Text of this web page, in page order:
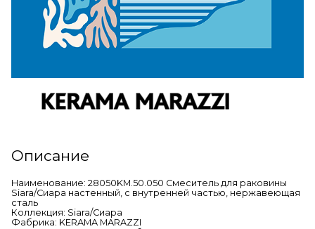
Описание
Наименование: 28050KM.50.050 Смеситель для раковины
Siara/Сиара настенный, с внутренней частью, нержавеющая
сталь
Коллекция: Siara/Сиара
Фабрика: KERAMA MARAZZI